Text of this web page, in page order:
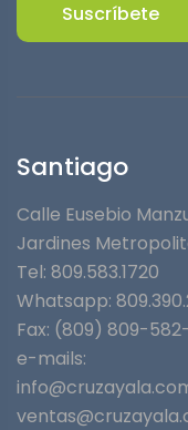
Suscríbete
Santiago
Calle Eusebio
Jardines
Tel: 809.583.1720
Whatsapp:
Fax: (809) 809-
e-mails: